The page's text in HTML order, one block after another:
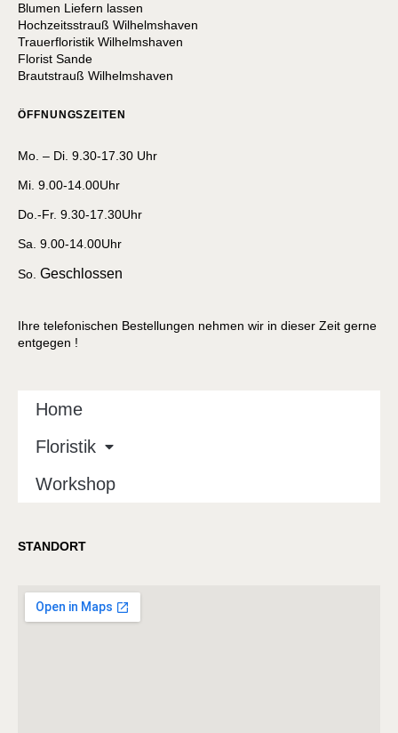
Blumen Liefern lassen
Hochzeitsstrauß Wilhelmshaven
Trauerfloristik Wilhelmshaven
Florist Sande
Brautstrauß Wilhelmshaven
ÖFFNUNGSZEITEN
Mo. – Di. 9.30-17.30 Uhr
Mi. 9.00-14.00Uhr
Do.-Fr. 9.30-17.30Uhr
Sa. 9.00-14.00Uhr
So. Geschlossen
Ihre telefonischen Bestellungen nehmen wir in dieser Zeit gerne
entgegen !
Home
Floristik
Workshop
STANDORT